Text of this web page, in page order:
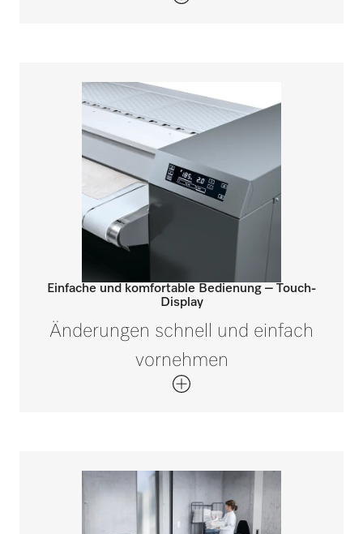
Einfache und komfortable Bedienung – Touch-
Display
Änderungen schnell und einfach
vornehmen